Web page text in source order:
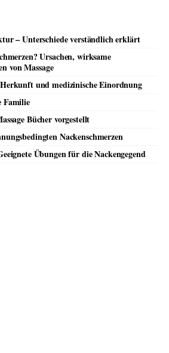
– Unterschiede verständlich erklärt
Ursachen, wirksame
von Massage
und medizinische Einordnung
Familie
Bücher vorgestellt
Nackenschmerzen
Übungen für die Nackengegend